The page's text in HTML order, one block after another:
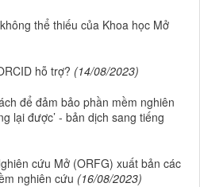
thể thiếu của Khoa học Mở
hỗ trợ? (14/08/2023)
để đảm bảo phần mềm nghiên
lại được’ - bản dịch sang tiếng
cứu Mở (ORFG) xuất bản các
nghiên cứu (16/08/2023)